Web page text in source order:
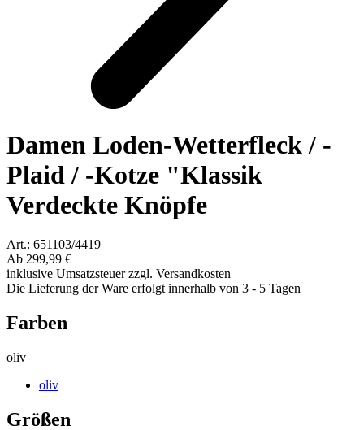
Damen Loden-Wetterfleck / -
Plaid / -Kotze "Klassik
Verdeckte Knöpfe
Art.: 651103/4419
Ab 299,99 €
inklusive Umsatzsteuer zzgl. Versandkosten
Die Lieferung der Ware erfolgt innerhalb von 3 - 5 Tagen
Farben
oliv
oliv
Größen